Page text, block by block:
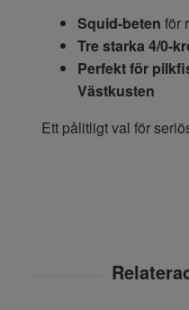
Squid-beten för
Tre starka 4/0-
Perfekt för
Västkusten
Ett pålitligt val för